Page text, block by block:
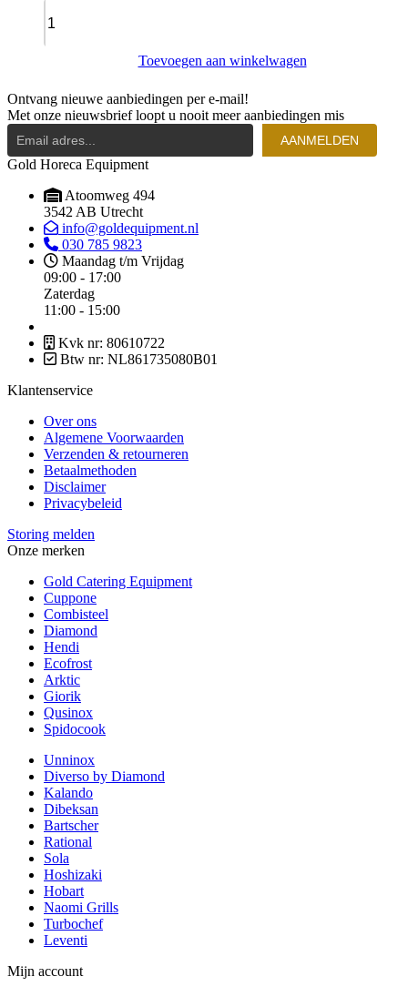
Voor
Mm
Rilsan
quantity
Toevoegen aan winkelwagen
Ontvang nieuwe aanbiedingen per e-mail!
Met onze nieuwsbrief loopt u nooit meer aanbiedingen mis
AANMELDEN
Gold Horeca Equipment
Atoomweg 494
3542 AB Utrecht
info@goldequipment.nl
030 785 9823
Maandag t/m Vrijdag
09:00 - 17:00
Zaterdag
11:00 - 15:00
Kvk nr: 80610722
Btw nr: NL861735080B01
Klantenservice
Over ons
Algemene Voorwaarden
Verzenden & retourneren
Betaalmethoden
Disclaimer
Privacybeleid
Storing melden
Onze merken
Gold Catering Equipment
Cuppone
Combisteel
Diamond
Hendi
Ecofrost
Arktic
Giorik
Qusinox
Spidocook
Unninox
Diverso by Diamond
Kalando
Dibeksan
Bartscher
Rational
Sola
Hoshizaki
Hobart
Naomi Grills
Turbochef
Leventi
Mijn account